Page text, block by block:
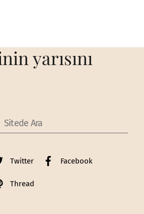
yarısını
Twitter Facebook
Thread